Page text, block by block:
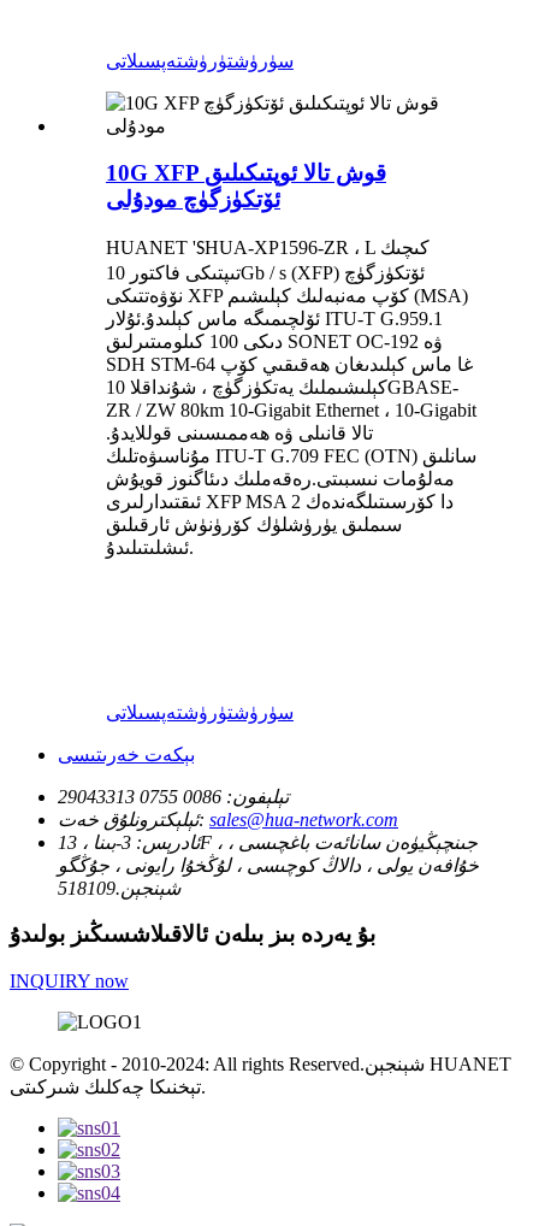
سۈرۈشتۈرۈشتەپسىلاتى
10G XFP قوش تالا ئوپتىكىلىق
ئۆتكۈزگۈچ مودۇلى
HUANET 'SHUA-XP1596-ZR ، L كىچىك
تىپتىكى فاكتور 10Gb / s (XFP) ئۆتكۈزگۈچ
نۆۋەتتىكى XFP كۆپ مەنبەلىك كېلىشىم (MSA)
ئۆلچىمىگە ماس كېلىدۇ.ئۇلار ITU-T G.959.1
دىكى 100 كىلومىتىرلىق SONET OC-192 ۋە
SDH STM-64 غا ماس كېلىدىغان ھەقىقىي كۆپ
كېلىشىملىك ​​يەتكۈزگۈچ ، شۇنداقلا 10GBASE-
ZR / ZW 80km 10-Gigabit Ethernet ، 10-Gigabit
تالا قانىلى ۋە ھەممىسىنى قوللايدۇ.
مۇناسىۋەتلىك ITU-T G.709 FEC (OTN) سانلىق
مەلۇمات نىسبىتى.رەقەملىك دىئاگنوز قويۇش
ئىقتىدارلىرى XFP MSA دا كۆرسىتىلگەندەك 2
سىملىق يۈرۈشلۈك كۆرۈنۈش ئارقىلىق
ئىشلىتىلىدۇ.
سۈرۈشتۈرۈشتەپسىلاتى
بېكەت خەرىتىسى
تېلېفون: 0086 0755 29043313
ئېلېكترونلۇق خەت: sales@hua-network.com
ئادرېس:
3-بىنا ، 13F ، جىنچېڭيۈەن سانائەت باغچىسى ،
خۇافەن يولى ، دالاڭ كوچىسى ، لۇڭخۇا رايونى ، جۇڭگو
شېنجېن.518109
بۇ يەردە بىز بىلەن ئالاقىلاشسىڭىز بولىدۇ
INQUIRY now
© Copyright - 2010-2024: All rights Reserved.شېنجېن HUANET
تېخنىكا چەكلىك شىركىتى.